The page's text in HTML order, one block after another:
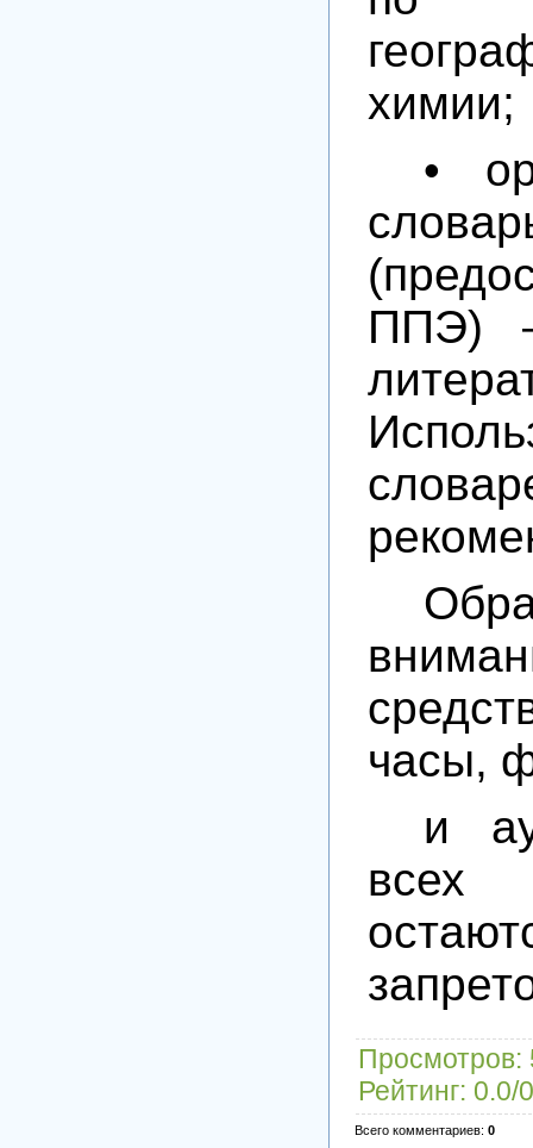
химии;
•
ППЭ)
часы,
и
Просмотров:
Рейтинг: 0.0/0
Всего комментариев: 0